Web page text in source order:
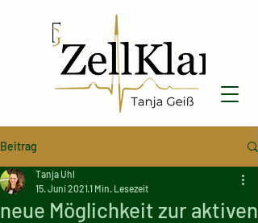
Beitrag
neue Möglichkeit zur aktiven
Tanja Uhl
15. Juni 20211 Min. Lesezeit